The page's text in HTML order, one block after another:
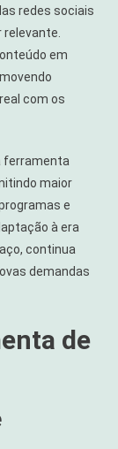
redes sociais
em
com os
ferramenta
maior
e
à era
continua
demandas
de